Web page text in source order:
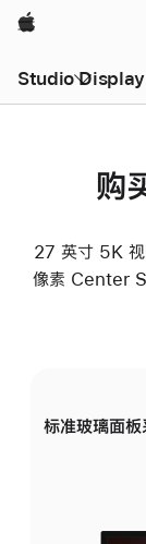
Apple
Studio Display
购
27 英寸 5K 视
像素 Center
标准玻璃面板